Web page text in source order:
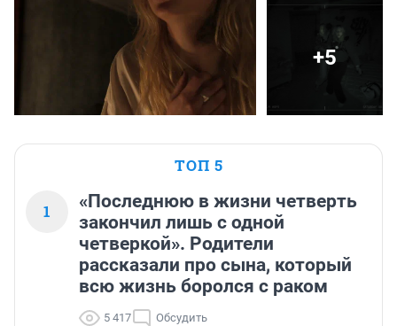
+5
ТОП 5
1
«Последнюю в жизни четверть
закончил лишь с одной
четверкой». Родители
рассказали про сына, который
всю жизнь боролся с раком
5 417 Обсудить